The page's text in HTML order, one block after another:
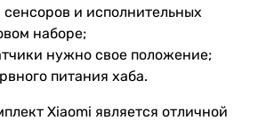
и исполнительных
наборе;
нужно свое положение;
питания хаба.
Xiaomi является отличной